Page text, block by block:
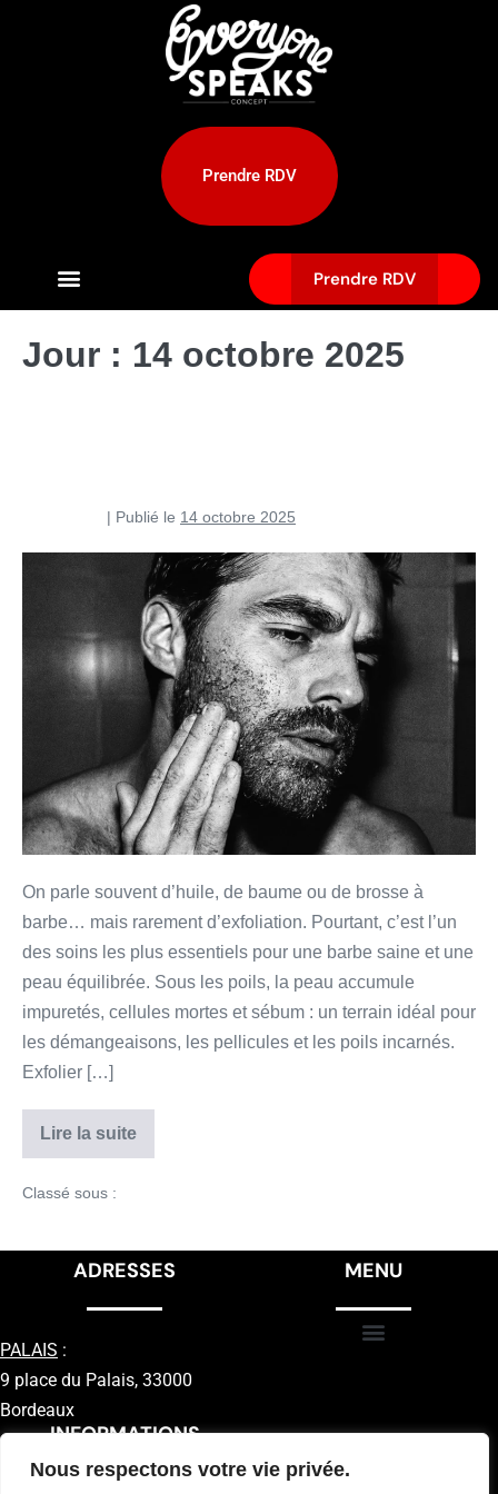
Nous respectons votre vie privée.
Prendre RDV
Prendre RDV
Jour : 14 octobre 2025
| Publié le 14 octobre 2025
On parle souvent d’huile, de baume ou de brosse à
barbe… mais rarement d’exfoliation. Pourtant, c’est l’un
des soins les plus essentiels pour une barbe saine et une
peau équilibrée. Sous les poils, la peau accumule
impuretés, cellules mortes et sébum : un terrain idéal pour
les démangeaisons, les pellicules et les poils incarnés.
Exfolier […]
Lire la suite
Classé sous :
INFORMATIONS
MENU
ADRESSES
PALAIS :
9 place du Palais, 33000
Bordeaux